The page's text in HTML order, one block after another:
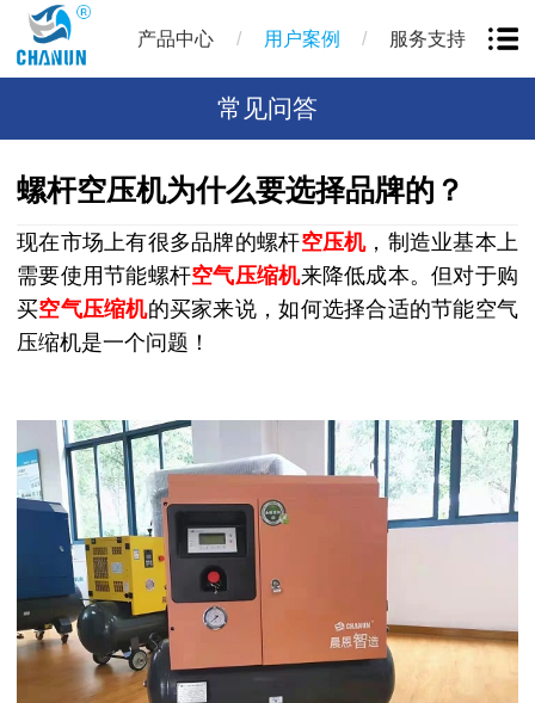
产品中心 / 用户案例 / 服务支持
常见问答
螺杆空压机为什么要选择品牌的？
现在市场上有很多品牌的螺杆空压机，制造业基本上
需要使用节能螺杆空气压缩机来降低成本。但对于购
买空气压缩机的买家来说，如何选择合适的节能空气
压缩机是一个问题！